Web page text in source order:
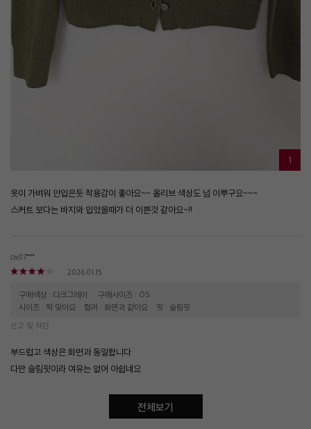
1
옷이 가벼워 안입은듯 착용감이 좋아요~~ 올리브 색상도 넘 이뿌구요~~~
스커트 보다는 바지와 입었을때가 더 이쁜것 같아요~!!
cw07****
2026.01.15
구매색상 : 다크그레이
구매사이즈 : OS
사이즈 : 딱 맞아요
컬러 : 화면과 같아요 핏 : 슬림핏
신고 및 차단
부드럽고 색상은 화면과 동일합니다
다만 슬림핏이라 여유는 없어 아쉽네요
전체보기